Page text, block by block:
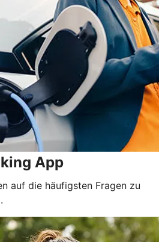
App
auf die häufigsten Fragen zu